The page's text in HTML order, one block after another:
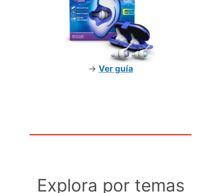
-> Ver guía
Explora por temas